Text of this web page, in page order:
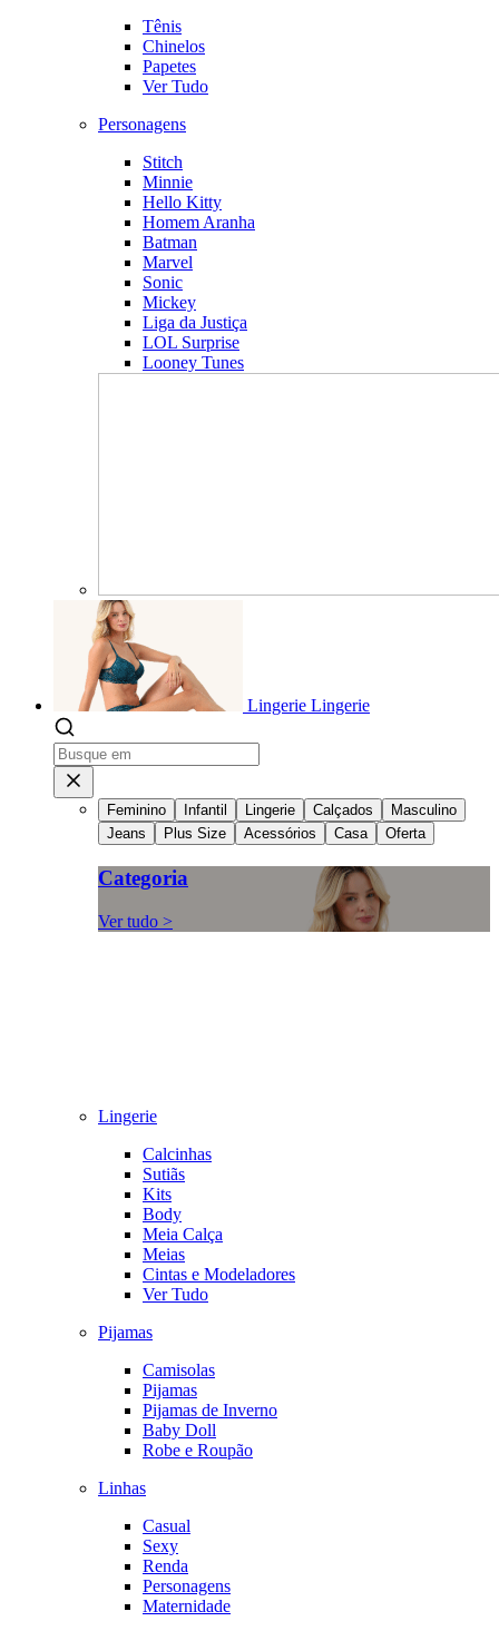
Tênis
Chinelos
Papetes
Ver Tudo
Personagens
Stitch
Minnie
Hello Kitty
Homem Aranha
Batman
Marvel
Sonic
Mickey
Liga da Justiça
LOL Surprise
Looney Tunes
Lingerie Lingerie
Feminino Infantil Lingerie Calçados
Masculino
Jeans
Plus Size Acessórios Casa Oferta
Categoria
Ver tudo >
Lingerie
Calcinhas
Sutiãs
Kits
Body
Meia Calça
Meias
Cintas e Modeladores
Ver Tudo
Pijamas
Camisolas
Pijamas
Pijamas de Inverno
Baby Doll
Robe e Roupão
Linhas
Casual
Sexy
Renda
Personagens
Maternidade